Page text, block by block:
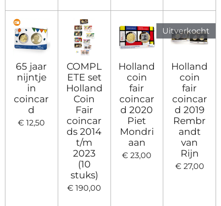
65 jaar
nijntje
in
coincar
d
€ 12,50
COMPL
ETE set
Holland
Coin
Fair
coincar
ds 2014
t/m
2023
(10
stuks)
€ 190,00
Holland
coin
fair
coincar
d 2020
Piet
Mondri
aan
€ 23,00
Uitverkocht
Holland
coin
fair
coincar
d 2019
Rembr
andt
van
Rijn
€ 27,00